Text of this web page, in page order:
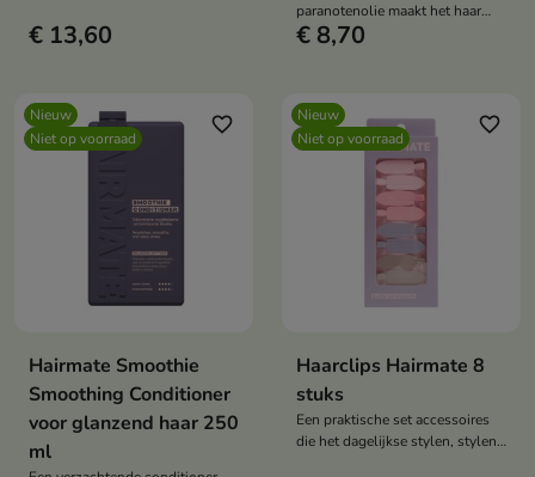
intensief, reguleert de
talgproductie en ondersteunt de
haar bij de wortels en verfrist
het, waardoor het na elk gebruik
een licht en schoon gevoel
€ 13,60
paranotenolie maakt het haar
direct glad, glanzend en voedt
bescherming en maakt het haar
glad, zacht en glanzend.
€ 8,70
Nieuw
Niet op voorraad
favorite_border
Hairmate Smoothie
Smoothing Conditioner
voor glanzend haar 250
ml
Nieuw
Niet op voorraad
favorite_border
Haarclips Hairmate 8
stuks
Een praktische set accessoires
die het dagelijkse stylen, stylen